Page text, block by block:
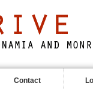
Contact